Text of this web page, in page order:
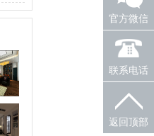
官方微信
联系电话
返回顶部